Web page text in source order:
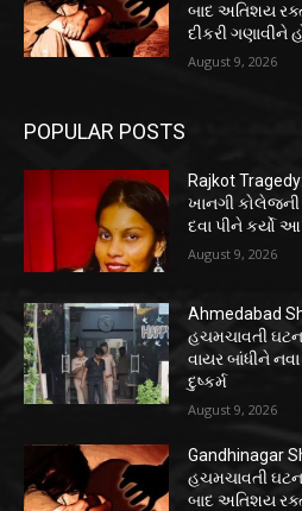
બાદ અતિશય
દીકરી ગણાવીને
August 9, 2026
POPULAR POSTS
Rajkot
ખાનગી
દવા પીને કર્યો
August 9, 2026
Ahmedabad
હચમચાવતી
વાયર બાંધીને
દુષ્કર્મ
August 9, 2026
Gandhinagar
હચમચાવતી
બાદ અતિશય